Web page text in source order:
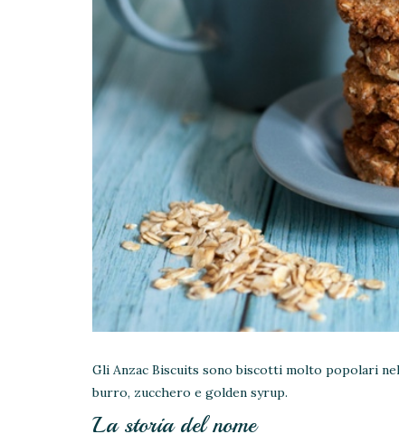
Gli Anzac Biscuits sono biscotti molto popolari
burro, zucchero e golden syrup.
La storia del nome